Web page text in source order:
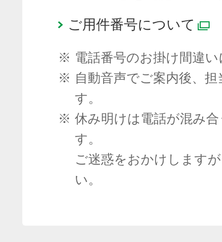
ご用件番号について
※ 電話番号のお掛け間違
※ 自動音声でご案内後、
す。
※ 休み明けは電話が混み
す。
ご迷惑をおかけします
い。